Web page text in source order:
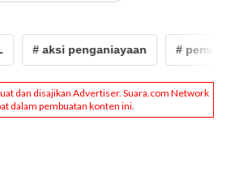
# aksi penganiayaan #